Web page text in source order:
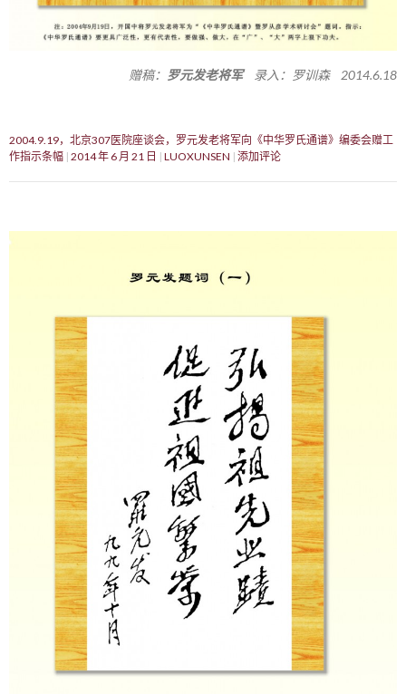
赠稿： 罗元发老将军录入：罗训森 2014.6.18
2004.9.19，北京307医院座谈会，罗元发老将军向《中华罗氏通谱》编委会赠工
作指示条幅 2014 年 6 月 21 日 LUOXUNSEN 添加评论